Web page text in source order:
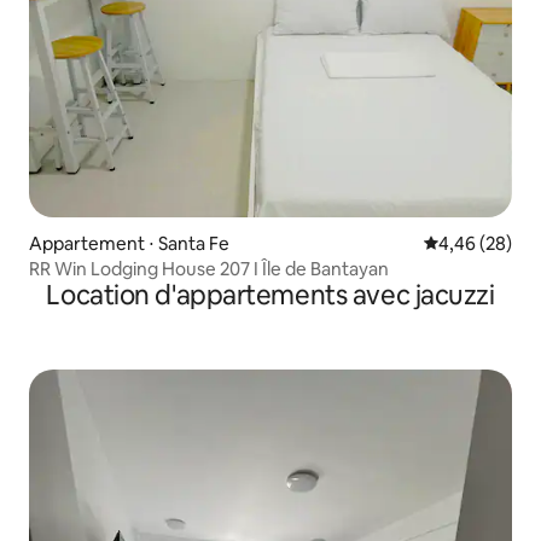
Appartement ⋅ Santa Fe Évaluation
4,46 (28)
RR Win Lodging House 207 I Île de Bantayan
Location d'appartements avec jacuzzi